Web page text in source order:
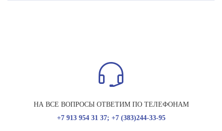
НА ВСЕ ВОПРОСЫ ОТВЕТИМ ПО ТЕЛЕФОНАМ
+7 913 954 31 37; +7 (383)244-33-95